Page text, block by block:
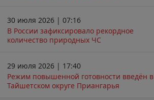
30 июля 2026 | 07:16
В России зафиксировало рекордное
количество природных ЧС
29 июля 2026 | 17:40
Режим повышенной готовности введён в
Тайшетском округе Приангарья